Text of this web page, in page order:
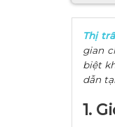
Thị
gian
biệt
dẫn
1.